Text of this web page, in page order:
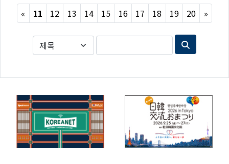
« Previous
11 12 13 14 15 16 17 18 19 20 »Next